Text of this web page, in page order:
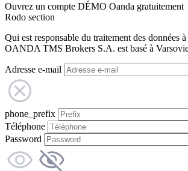
Ouvrez un compte DÉMO Oanda gratuitement
Rodo section
Qui est responsable du traitement des données
OANDA TMS Brokers S.A. est basé à
Adresse e-mail
phone_prefix
Téléphone
Password